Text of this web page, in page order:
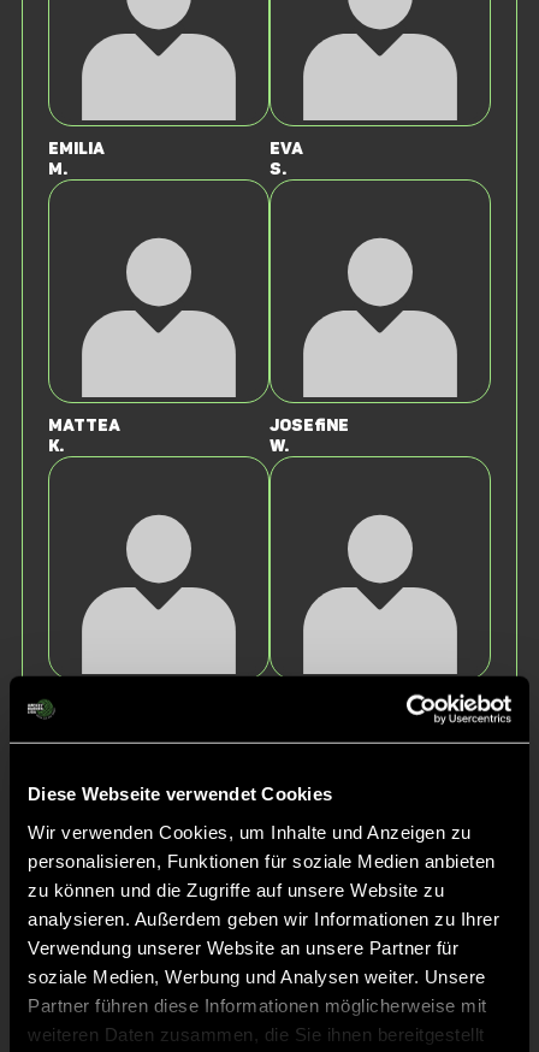
Diese Webseite verwendet Cookies
Wir verwenden Cookies, um Inhalte und Anzeigen zu
personalisieren, Funktionen für soziale Medien anbieten
zu können und die Zugriffe auf unsere Website zu
analysieren. Außerdem geben wir Informationen zu Ihrer
Verwendung unserer Website an unsere Partner für
soziale Medien, Werbung und Analysen weiter. Unsere
Partner führen diese Informationen möglicherweise mit
weiteren Daten zusammen, die Sie ihnen bereitgestellt
Emilia
M.
Eva
S.
Mattea
K.
Josefine
W.
Frederike
Nele
W.
K.
Antonia
Stella